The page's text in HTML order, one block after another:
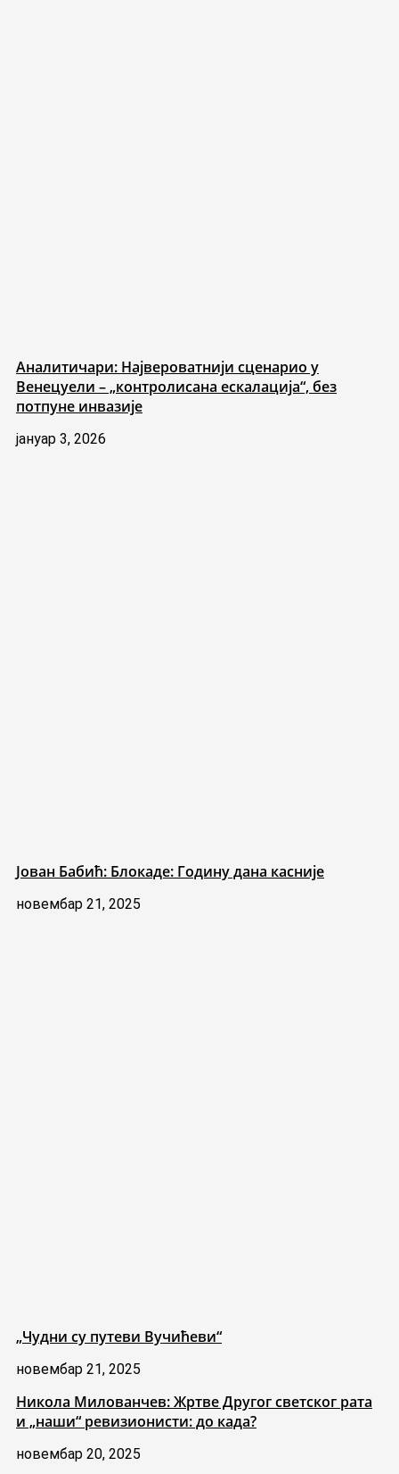
Аналитичари: Највероватнији сценарио у
Венецуели – „контролисана ескалација“, без
потпуне инвазије
јануар 3, 2026
Јован Бабић: Блокаде: Годину дана касније
новембар 21, 2025
„Чудни су путеви Вучићеви“
новембар 21, 2025
Никола Милованчев: Жртве Другог светског рата
и „наши“ ревизионисти: до када?
новембар 20, 2025